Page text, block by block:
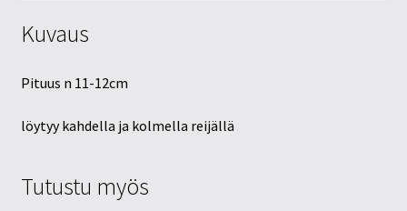
Kuvaus
Pituus n 11-12cm
löytyy kahdella ja kolmella reijällä
Tutustu myös